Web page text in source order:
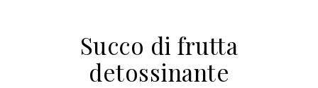
Succo di frutta
detossinante